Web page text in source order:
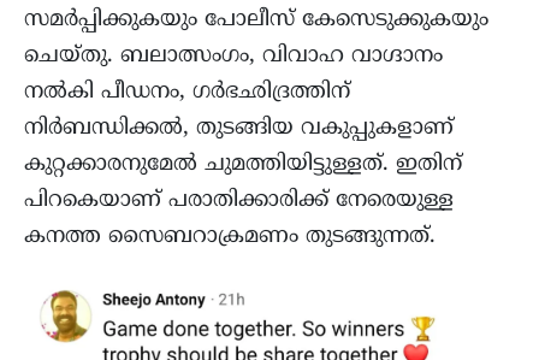
സമർപ്പിക്കുകയും പോലീസ് കേസെടുക്കുകയും
ചെയ്തു. ബലാത്സംഗം, വിവാഹ വാഗ്ദാനം
നൽകി പീഡനം, ഗർഭഛിദ്രത്തിന്
നിർബന്ധിക്കൽ, തുടങ്ങിയ വകുപ്പുകളാണ്
കുറ്റക്കാരനുമേൽ ചുമത്തിയിട്ടുള്ളത്. ഇതിന്
പിറകെയാണ് പരാതിക്കാരിക്ക് നേരെയുള്ള
കനത്ത സൈബറാക്രമണം തുടങ്ങുന്നത്.